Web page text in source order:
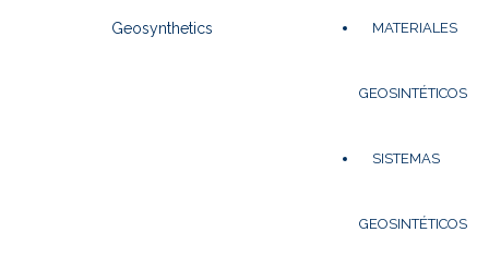
MATERIALES
GEOSINTÉTICOS
SISTEMAS
GEOSINTÉTICOS